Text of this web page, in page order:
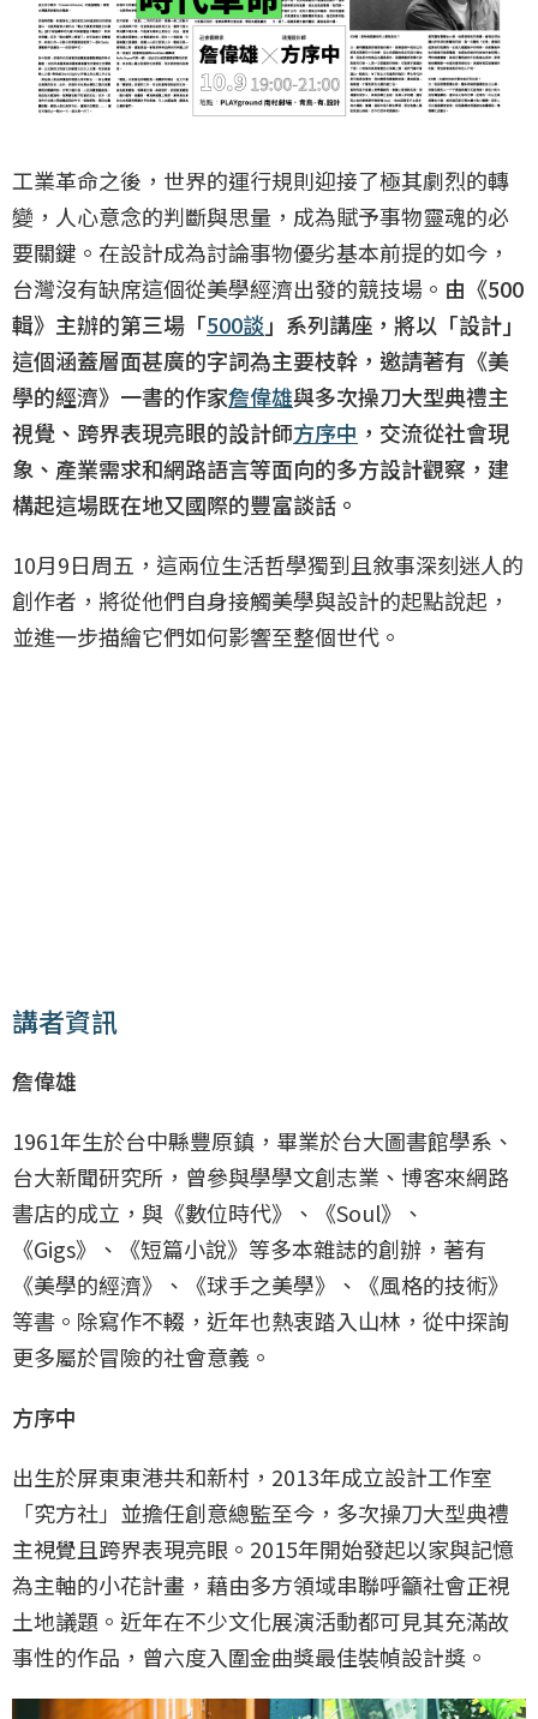
工業革命之後，世界的運行規則迎接了極其劇烈的轉
變，人心意念的判斷與思量，成為賦予事物靈魂的必
要關鍵。在設計成為討論事物優劣基本前提的如今，
台灣沒有缺席這個從美學經濟出發的競技場。 由《500
輯》主辦的第三場「500談 」系列講座，將以「設計」
這個涵蓋層面甚廣的字詞為主要枝幹，邀請著有《美
學的經濟》一書的作家詹偉雄與多次操刀大型典禮主
視覺、跨界表現亮眼的設計師方序中 ，交流從社會現
象、產業需求和網路語言等面向的多方設計觀察，建
構起這場既在地又國際的豐富談話。
10月9日周五，這兩位生活哲學獨到且敘事深刻迷人的
創作者，將從他們自身接觸美學與設計的起點說起，
並進一步描繪它們如何影響至整個世代。
講者資訊
詹偉雄
1961年生於台中縣豐原鎮，畢業於台大圖書館學系、
台大新聞研究所，曾參與學學文創志業、博客來網路
書店的成立，與《數位時代》、《Soul》、
《Gigs》、《短篇小說》等多本雜誌的創辦，著有
《美學的經濟》、《球手之美學》、《風格的技術》
等書。除寫作不輟，近年也熱衷踏入山林，從中探詢
更多屬於冒險的社會意義。
方序中
出生於屏東東港共和新村，2013年成立設計工作室
「究方社」並擔任創意總監至今，多次操刀大型典禮
主視覺且跨界表現亮眼。2015年開始發起以家與記憶
為主軸的小花計畫，藉由多方領域串聯呼籲社會正視
土地議題。近年在不少文化展演活動都可見其充滿故
事性的作品，曾六度入圍金曲獎最佳裝幀設計獎。